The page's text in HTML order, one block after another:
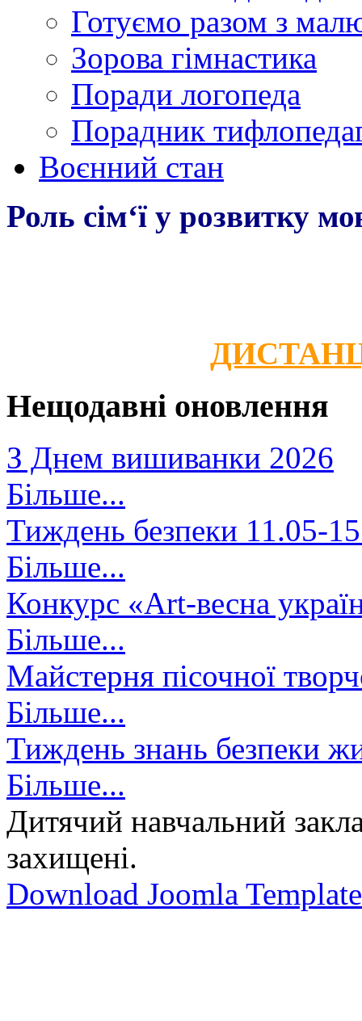
Готуємо разом з
Зорова гімнастика
Поради логопеда
Порадник
Воєнний стан
Роль сім‘ї у розвитку
Нещодавні оновлення
З Днем вишиванки 2026
Більше...
Тиждень безпеки 11.05-
Більше...
Конкурс «Art-весна
Більше...
Майстерня пісочної
Більше...
Тиждень знань безпеки
Більше...
Дитячий навчальний
захищені.
Download Joomla